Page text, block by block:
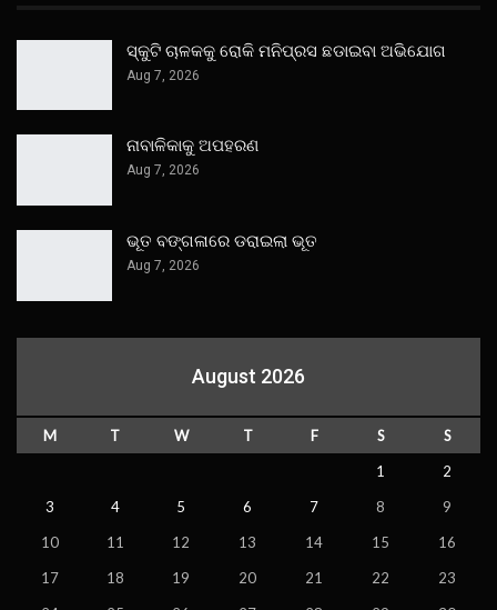
ସ୍କୁଟି ଚାଳକକୁ ରୋକି ମନିପ୍ରସ ଛଡାଇବା ଅଭିଯୋଗ
Aug 7, 2026
ନାବାଳିକାକୁ ଅପହରଣ
Aug 7, 2026
ଭୂତ ବଙ୍ଗଳାରେ ଡରାଇଲା ଭୂତ
Aug 7, 2026
August 2026
M T W T F S
S
1
2
3
4 5 6 7 8
9
10
11 12 13 14 15
16
17
18 19 20 21 22
23